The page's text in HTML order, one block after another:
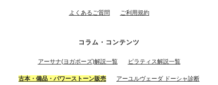
よくあるご質問 ご利用規約
コラム・コンテンツ
アーサナ(ヨガポーズ)解説一覧 ピラティス解説一覧
古本・備品・パワーストーン販売 アーユルヴェーダ ドーシャ診断